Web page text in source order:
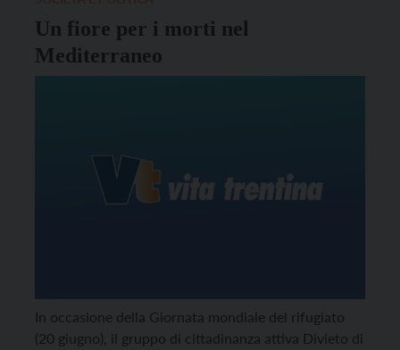
Un fiore per i morti nel
Mediterraneo
In occasione della Giornata mondiale del rifugiato
(20 giugno), il gruppo di cittadinanza attiva Divieto di